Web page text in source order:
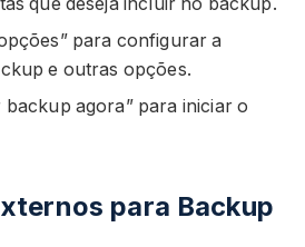
que deseja incluir no backup.
para configurar a
e outras opções.
backup agora” para iniciar o
para Backup